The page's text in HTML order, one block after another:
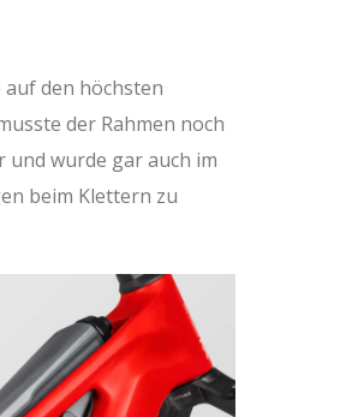
den höchsten
der Rahmen noch
und wurde gar auch im
beim Klettern zu